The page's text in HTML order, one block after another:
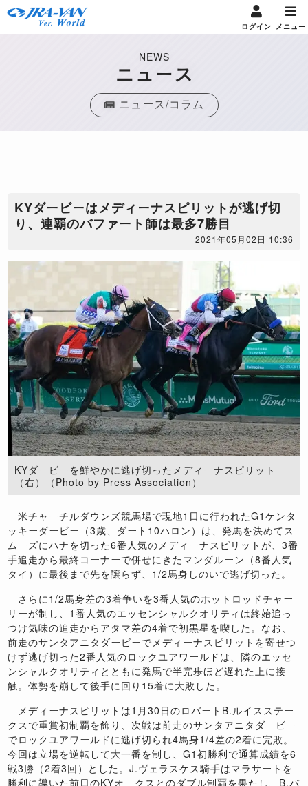
ログイン メニュー
NEWS
ニュース
ニュース/コラム
KYダービーはメディーナスピリットが逃げ切
り、連覇のバファート師は最多7勝目
2021年05月02日 10:36
KYダービーを鮮やかに逃げ切ったメディーナスピリット
（右）（Photo by Press Association）
米チャーチルダウンズ競馬場で現地1日に行われたG1ケンタ
ッキーダービー（3歳、ダート10ハロン）は、発馬を決めてス
ムーズにハナを切った6番人気のメディーナスピリットが、3番
手追走から最終コーナーで併せにきたマンダルーン（8番人気
タイ）に最後まで先を譲らず、1/2馬身しのいで逃げ切った。
さらに1/2馬身差の3着争いを3番人気のホットロッドチャー
リーが制し、1番人気のエッセンシャルクオリティは終始追っ
つけ気味の追走からアタマ差の4着で初黒星を喫した。なお、
前走のサンタアニタダービーでメディーナスピリットを寄せつ
けず逃げ切った2番人気のロックユアワールドは、隣のエッセ
ンシャルクオリティとともに発馬で半完歩ほど遅れた上に接
触。体勢を崩して後手に回り15着に大敗した。
メディーナスピリットは1月30日のロバートB.ルイスステー
クスで重賞初制覇を飾り、次戦は前走のサンタアニタダービー
でロックユアワールドに逃げ切られ4馬身1/4差の2着に完敗。
今回は立場を逆転して大一番を制し、G1初勝利で通算成績を6
戦3勝（2着3回）とした。J.ヴェラスケス騎手はマラサートを
勝利に導いた前日のKYオークスとのダブル制覇を果たし、B.バ